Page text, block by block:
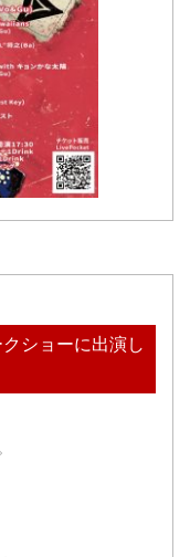
ショーに出演し